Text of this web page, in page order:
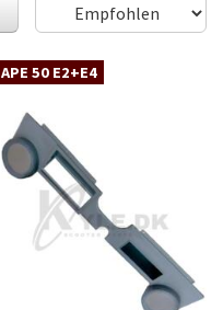
APE 50 E2+E4